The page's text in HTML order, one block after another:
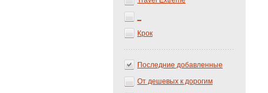
Крок
Последние добавленные
От дешевых к дорогим